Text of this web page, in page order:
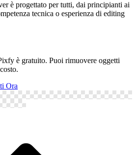
è progettato per tutti, dai principianti ai
tecnica o esperienza di editing
è gratuito. Puoi rimuovere oggetti
Ora